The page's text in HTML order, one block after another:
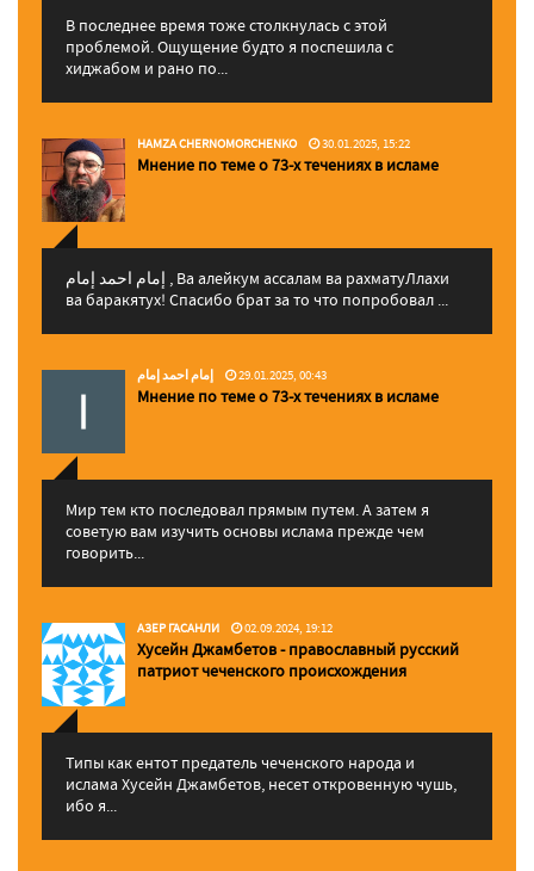
В последнее время тоже столкнулась с этой
проблемой. Ощущение будто я поспешила с
хиджабом и рано по...
HAMZA CHERNOMORCHENKO 30.01.2025, 15:22
Мнение по теме о 73-х течениях в исламе
إمام احمد إمام , Ва алейкум ассалам ва рахматуЛлахи
ва баракятух! Спасибо брат за то что попробовал ...
إمام احمد إمام 29.01.2025, 00:43
Мнение по теме о 73-х течениях в исламе
Мир тем кто последовал прямым путем. А затем я
советую вам изучить основы ислама прежде чем
говорить...
АЗЕР ГАСАНЛИ 02.09.2024, 19:12
Хусейн Джамбетов - православный русский
патриот чеченского происхождения
Типы как ентот предатель чеченского народа и
ислама Хусейн Джамбетов, несет откровенную чушь,
ибо я...